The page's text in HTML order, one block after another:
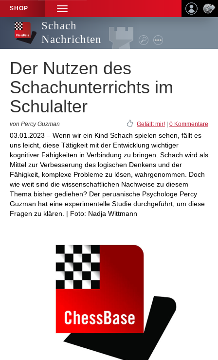
SHOP
TOGGLE
NAVIGATION
Schach
Nachrichten
Der Nutzen des
Schachunterrichts im
Schulalter
von Percy Guzman Gefällt mir! 0 Kommentare
03.01.2023 – Wenn wir ein Kind Schach spielen sehen, fällt es
uns leicht, diese Tätigkeit mit der Entwicklung wichtiger
kognitiver Fähigkeiten in Verbindung zu bringen. Schach wird als
Mittel zur Verbesserung des logischen Denkens und der
Fähigkeit, komplexe Probleme zu lösen, wahrgenommen. Doch
wie weit sind die wissenschaftlichen Nachweise zu diesem
Thema bisher gediehen? Der peruanische Psychologe Percy
Guzman hat eine experimentelle Studie durchgeführt, um diese
Fragen zu klären. | Foto: Nadja Wittmann